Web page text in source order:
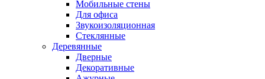
Мобильные стены
Для офиса
Звукоизоляционная
Стеклянные
Деревянные
Дверные
Декоративные